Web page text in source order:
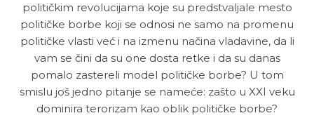
političkim revolucijama koje su predstvaljale mesto
političke borbe koji se odnosi ne samo na promenu
političke vlasti već i na izmenu načina vladavine, da li
vam se čini da su one dosta retke i da su danas
pomalo zastereli model političke borbe? U tom
smislu još jedno pitanje se nameće: zašto u XXI veku
dominira terorizam kao oblik političke borbe?